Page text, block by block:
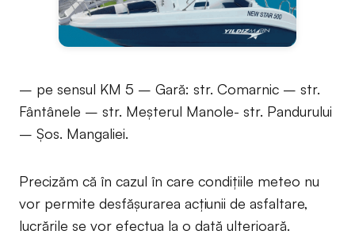
– pe sensul KM 5 – Gară: str. Comarnic – str.
Fântânele – str. Meșterul Manole- str. Pandurului
– Șos. Mangaliei.
Precizăm că în cazul în care condițiile meteo nu
vor permite desfășurarea acțiunii de asfaltare,
lucrările se vor efectua la o dată ulterioară.